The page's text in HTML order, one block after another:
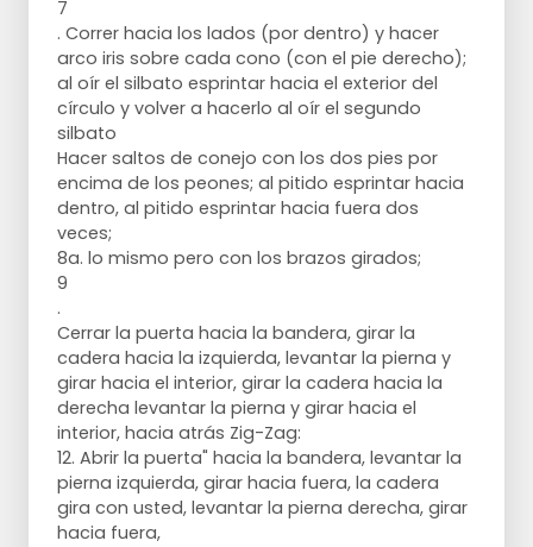
7
. Correr hacia los lados (por dentro) y hacer
arco iris sobre cada cono (con el pie derecho);
al oír el silbato esprintar hacia el exterior del
círculo y volver a hacerlo al oír el segundo
silbato
Hacer saltos de conejo con los dos pies por
encima de los peones; al pitido esprintar hacia
dentro, al pitido esprintar hacia fuera dos
veces;
8a. lo mismo pero con los brazos girados;
9
.
Cerrar la puerta hacia la bandera, girar la
cadera hacia la izquierda, levantar la pierna y
girar hacia el interior, girar la cadera hacia la
derecha levantar la pierna y girar hacia el
interior, hacia atrás Zig-Zag:
12. Abrir la puerta" hacia la bandera, levantar la
pierna izquierda, girar hacia fuera, la cadera
gira con usted, levantar la pierna derecha, girar
hacia fuera,